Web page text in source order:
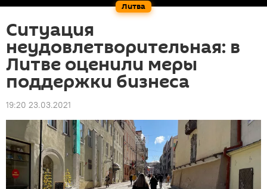
Литва
Ситуация
неудовлетворительная: в
Литве оценили меры
поддержки бизнеса
19:20 23.03.2021